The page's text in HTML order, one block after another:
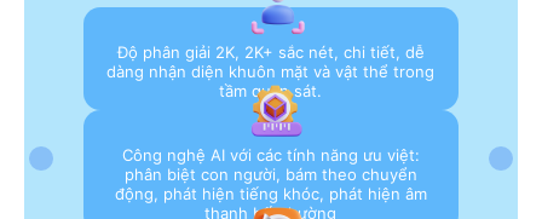
Độ phân giải 2K, 2K+ sắc nét, chi tiết, dễ
dàng nhận diện khuôn mặt và vật thể trong
tầm quan sát.
Công nghệ AI với các tính năng ưu việt:
phân biệt con người, bám theo chuyển
động, phát hiện tiếng khóc, phát hiện âm
thanh bất thường